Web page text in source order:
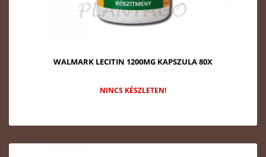
WALMARK LECITIN 1200MG KAPSZULA 80X
NINCS KÉSZLETEN!